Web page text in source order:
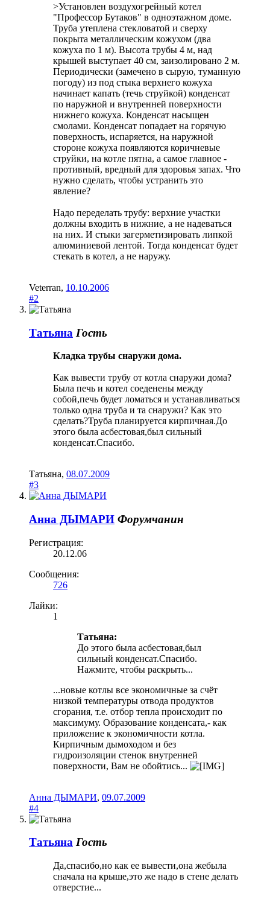
>Установлен воздухогрейный котел
"Профессор Бутаков" в одноэтажном доме.
Труба утеплена стекловатой и сверху
покрыта металлическим кожухом (два
кожуха по 1 м). Высота трубы 4 м, над
крышей выступает 40 см, заизолировано 2 м.
Периодически (замечено в сырую, туманную
погоду) из под стыка верхнего кожуха
начинает капать (течь струйкой) конденсат
по наружной и внутренней поверхности
нижнего кожуха. Конденсат насыщен
смолами. Конденсат попадает на горячую
поверхность, испаряется, на наружной
стороне кожуха появляются коричневые
струйки, на котле пятна, а самое главное -
противный, вредный для здоровья запах. Что
нужно сделать, чтобы устранить это
явление?
Надо переделать трубу: верхние участки
должны входить в нижние, а не надеваться
на них. И стыки загерметизировать липкой
алюминиевой лентой. Тогда конденсат будет
стекать в котел, а не наружу.
Veterran, 10.10.2006
#2
Татьяна Гость
Кладка трубы снаружи дома.
Как вывести трубу от котла снаружи дома?
Была печь и котел соеденены между
собой,печь будет ломаться и устанавливаться
только одна труба и та снаружи? Как это
сделать?Труба планируется кирпичная.До
этого была асбестовая,был сильный
конденсат.Спасибо.
Татьяна, 08.07.2009
#3
Анна ДЫМАРИ Форумчанин
Регистрация:
20.12.06
Сообщения:
726
Лайки:
1
Татьяна:
До этого была асбестовая,был
сильный конденсат.Спасибо.
Нажмите, чтобы раскрыть...
...новые котлы все экономичные за счёт
низкой температуры отвода продуктов
сгорания, т.е. отбор тепла происходит по
максимуму. Образование конденсата,- как
приложение к экономичности котла.
Кирпичным дымоходом и без
гидроизоляции стенок внутренней
поверхности, Вам не обойтись...
Анна ДЫМАРИ, 09.07.2009
#4
Татьяна Гость
Да,спасибо,но как ее вывести,она жебыла
сначала на крыше,это же надо в стене делать
отверстие...